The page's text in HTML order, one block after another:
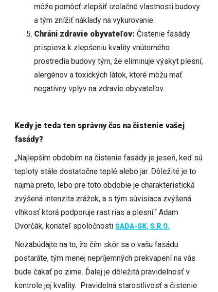
môže pomôcť zlepšiť izolačné vlastnosti budovy
a tým znížiť náklady na vykurovanie.
Chráni zdravie obyvateľov: Čistenie fasády
prispieva k zlepšeniu kvality vnútorného
prostredia budovy tým, že eliminuje výskyt plesní,
alergénov a toxických látok, ktoré môžu mať
negatívny vplyv na zdravie obyvateľov.
Kedy je teda ten správny čas na čistenie vašej
fasády?
„Najlepším obdobím na čistenie fasády je jeseň, keď sú
teploty stále dostatočne teplé alebo jar. Dôležité je to
najmä preto, lebo pre toto obdobie je charakteristická
zvýšená intenzita zrážok, a s tým súvisiaca zvýšená
vlhkosť ktorá podporuje rast rias a plesní.“ Adam
Dvorčák, konateľ spoločnosti ŠADA-SK, S.R.O.
Nezabúdajte na to, že čím skôr sa o vašu fasádu
postaráte, tým menej nepríjemných prekvapení na vás
bude čakať po zime. Ďalej je dôležitá pravidelnosť v
kontrole jej kvality. Pravidelná starostlivosť a čistenie